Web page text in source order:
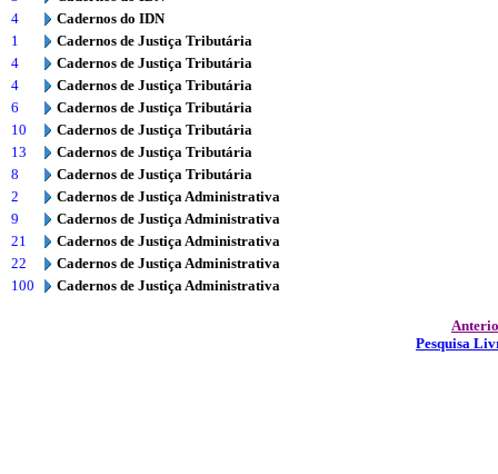
4
Cadernos do IDN
1
Cadernos de Justiça Tributária
4
Cadernos de Justiça Tributária
4
Cadernos de Justiça Tributária
6
Cadernos de Justiça Tributária
10
Cadernos de Justiça Tributária
13
Cadernos de Justiça Tributária
8
Cadernos de Justiça Tributária
2
Cadernos de Justiça Administrativa
9
Cadernos de Justiça Administrativa
21
Cadernos de Justiça Administrativa
22
Cadernos de Justiça Administrativa
100
Cadernos de Justiça Administrativa
Pesquisa